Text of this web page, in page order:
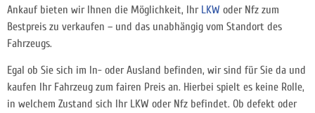
Ankauf bieten wir Ihnen die Möglichkeit, Ihr LKW oder Nfz zum
Bestpreis zu verkaufen – und das unabhängig vom Standort des
Fahrzeugs.
Egal ob Sie sich im In- oder Ausland befinden, wir sind für Sie da und
kaufen Ihr Fahrzeug zum fairen Preis an. Hierbei spielt es keine Rolle,
in welchem Zustand sich Ihr LKW oder Nfz befindet. Ob defekt oder